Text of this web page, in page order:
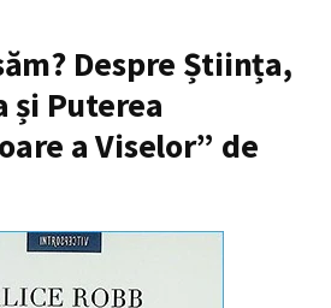
Despre Știința,
și Puterea
a Viselor” de